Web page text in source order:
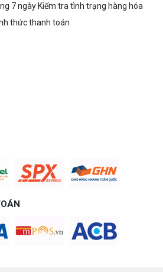
7 ngày Kiểm tra tình trạng hàng hóa
thức thanh toán